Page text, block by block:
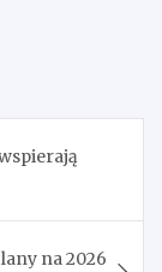
na 2026